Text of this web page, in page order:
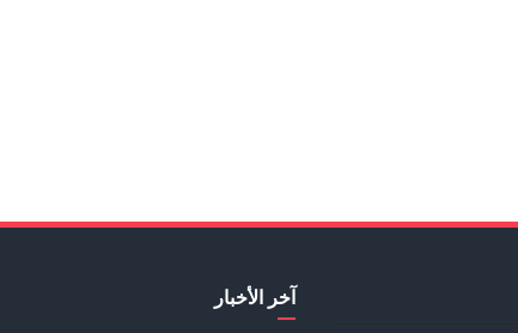
آخر الأخبار